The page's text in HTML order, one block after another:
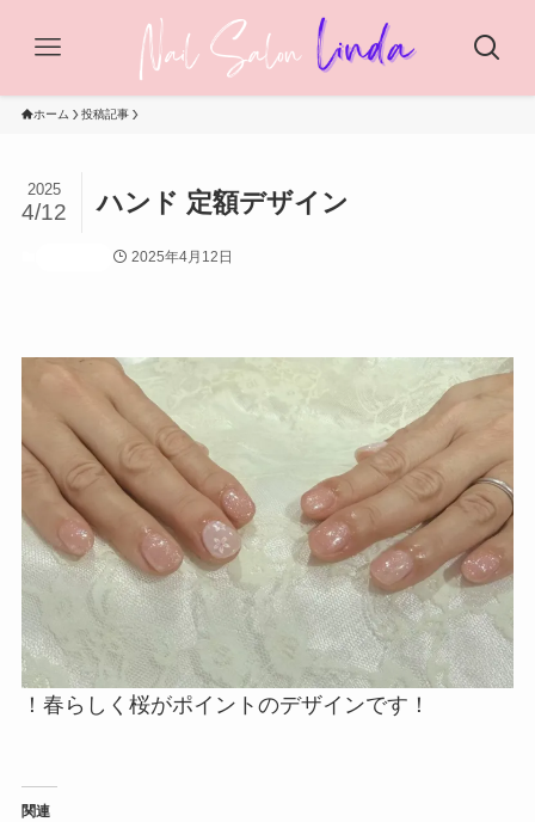
ホーム 投稿記事
ハンド 定額デザイン
2025
4/12
2025年4月12日
！春らしく桜がポイントのデザインです！
関連